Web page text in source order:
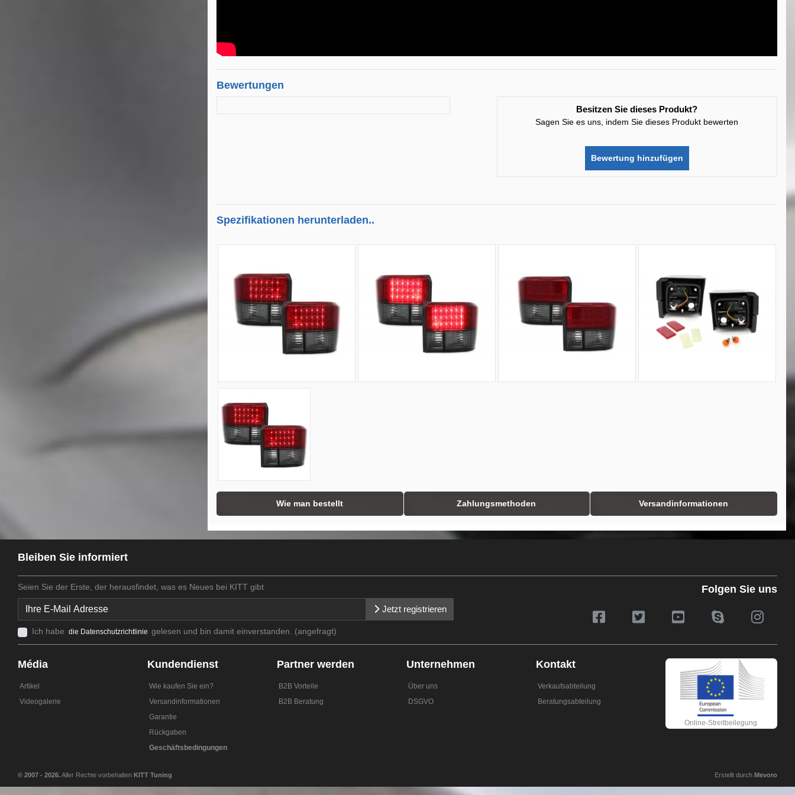
Bewertungen
Besitzen Sie dieses Produkt?
Sagen Sie es uns, indem Sie dieses Produkt bewerten
Bewertung hinzufügen
Spezifikationen herunterladen..
Wie man bestellt Zahlungsmethoden Versandinformationen
Bleiben Sie informiert
Seien Sie der Erste, der herausfindet, was es Neues bei KITT gibt
Jetzt registrieren
Ich habe die Datenschutzrichtlinie gelesen und bin damit einverstanden. (angefragt)
Folgen Sie uns
Média
Artikel
Videogalerie
Kundendienst
Wie kaufen Sie ein?
Versandinformationen
Garantie
Rückgaben
Geschäftsbedingungen
Partner werden
B2B Vorteile
B2B Beratung
Unternehmen
Über uns
DSGVO
Kontakt
Verkaufsabteilung
Beratungsabteilung
Online-Streitbeilegung
Erstellt durch Mevoro
© 2007 - 2026.Aller Rechte vorbehalten KITT Tuning